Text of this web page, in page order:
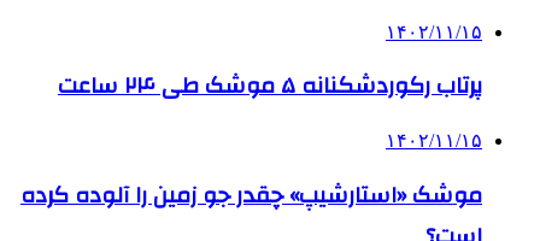
۱۴۰۲/۱۱/۱۵
پرتاب رکوردشکنانه ۵ موشک طی ۲۴ ساعت
۱۴۰۲/۱۱/۱۵
موشک «استارشیپ» چقدر جو زمین را آلوده کرده